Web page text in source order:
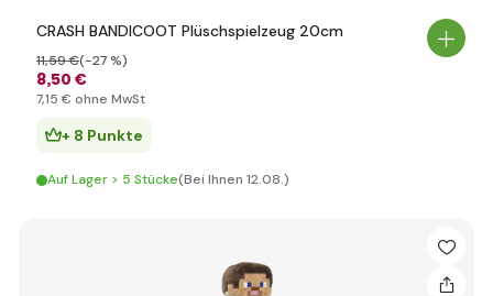
CRASH BANDICOOT Plüschspielzeug 20cm
8,50 €
11,59 €(-27 %)
7,15 € ohne MwSt
+ 8 Punkte
Auf Lager > 5 Stücke(Bei Ihnen 12.08.)